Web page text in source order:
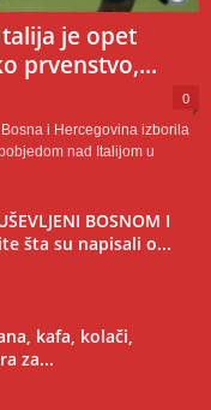
je opet
prvenstvo,...
0
i Hercegovina izborila
nad Italijom u
BOSNOM I
šta su napisali o...
kafa, kolači,
za...